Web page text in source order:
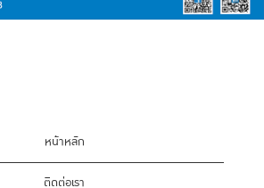
หน้าหลัก
ติดต่อเรา